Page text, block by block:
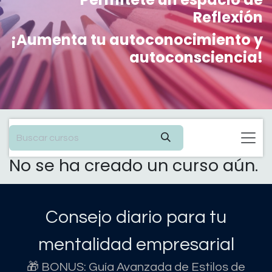
Reflexión
¡Aumenta tu autoconocimiento y
autoconsciencia!
No se ha creado un curso aún.
Consejo diario para tu
mentalidad empresarial
🎁 BONUS: Guía Avanzada de Estilos de